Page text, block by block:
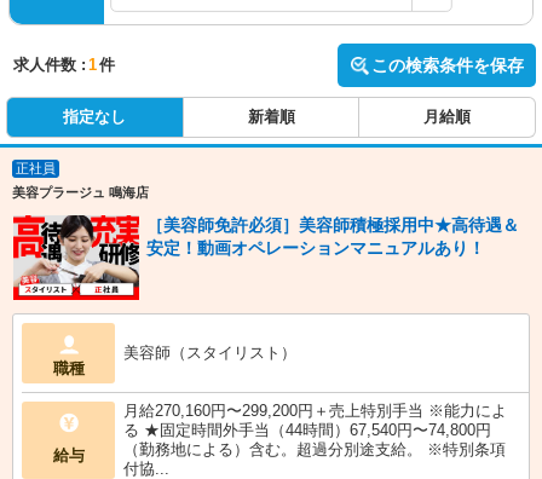
求人件数 : 1件 この検索条件を保存
指定なし 新着順 月給順
正社員
美容プラージュ 鳴海店
［美容師免許必須］美容師積極採用中★高待遇＆
安定！動画オペレーションマニュアルあり！
職種
美容師（スタイリスト）
給与
月給270,160円〜299,200円＋売上特別手当 ※能力によ
る ★固定時間外手当（44時間）67,540円〜74,800円
（勤務地による）含む。超過分別途支給。 ※特別条項
付協...